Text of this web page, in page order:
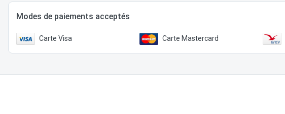
Modes de paiements acceptés
Carte Visa Carte Mastercard